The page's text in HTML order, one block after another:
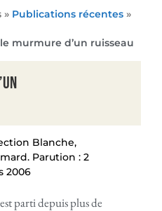
» Publications récentes »
murmure d’un ruisseau
Blanche,
Parution : 2
2006
parti depuis plus de